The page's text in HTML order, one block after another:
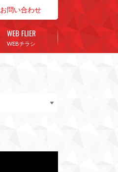
お問い合わせ
WEBチラシ
WEB FLIER